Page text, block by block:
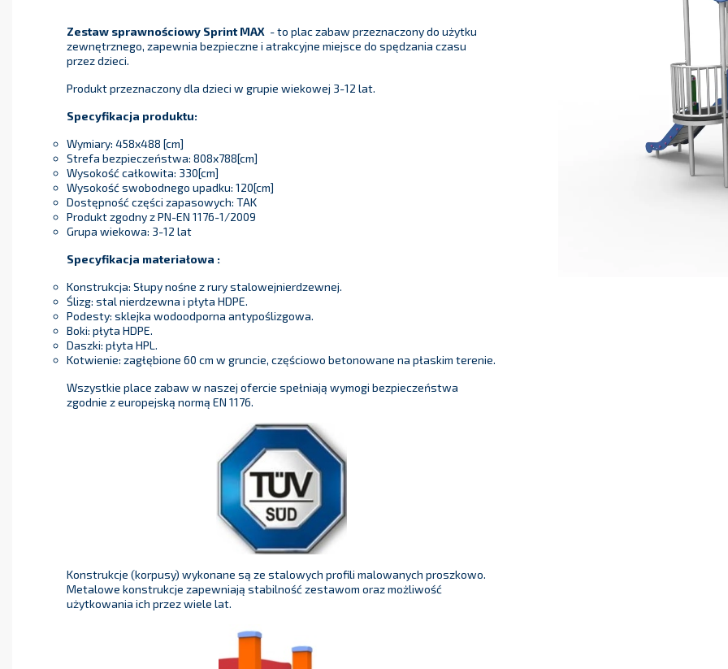
Zestaw sprawnościowy Sprint MAX - to plac zabaw przeznaczony do użytku
zewnętrznego, zapewnia bezpieczne i atrakcyjne miejsce do spędzania czasu
przez dzieci.
Produkt przeznaczony dla dzieci w grupie wiekowej 3-12 lat.
Specyfikacja produktu:
Wymiary: 458x488 [cm]
Strefa bezpieczeństwa: 808x788[cm]
Wysokość całkowita: 330[cm]
Wysokość swobodnego upadku: 120[cm]
Dostępność części zapasowych: TAK
Produkt zgodny z PN-EN 1176-1/2009
Grupa wiekowa: 3-12 lat
Specyfikacja materiałowa :
Konstrukcja: Słupy nośne z rury stalowejnierdzewnej.
Ślizg: stal nierdzewna i płyta HDPE.
Podesty: sklejka wodoodporna antypoślizgowa.
Boki: płyta HDPE.
Daszki: płyta HPL.
Kotwienie: zagłębione 60 cm w gruncie, częściowo betonowane na płaskim terenie.
Wszystkie place zabaw w naszej ofercie spełniają wymogi bezpieczeństwa
zgodnie z europejską normą EN 1176.
Konstrukcje (korpusy) wykonane są ze stalowych profili malowanych proszkowo.
Metalowe konstrukcje zapewniają stabilność zestawom oraz możliwość
użytkowania ich przez wiele lat.